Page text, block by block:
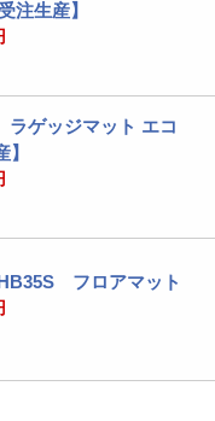
注生産】
ゲッジマット エコ
フロアマット